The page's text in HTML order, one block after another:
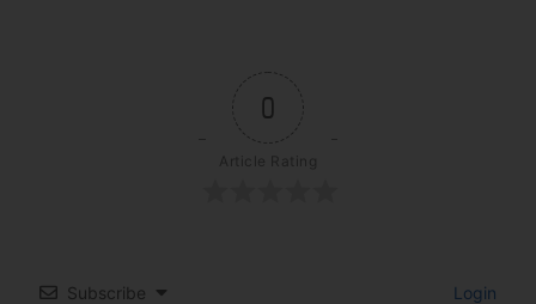
0
Article Rating
Subscribe Login